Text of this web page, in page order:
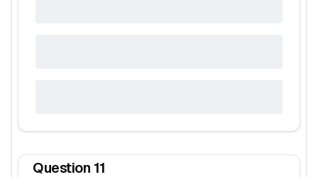
Question 11